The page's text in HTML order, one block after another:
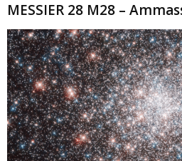
MESSIER 28 M28 –